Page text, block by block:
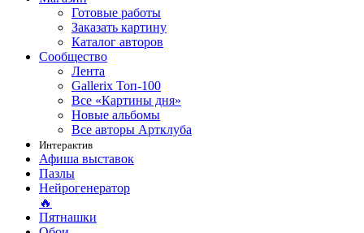
Готовые работы
Заказать картину
Каталог авторов
Сообщество
Лента
Gallerix Топ-100
Все «Картины дня»
Новые альбомы
Все авторы Артклуба
Интерактив
Афиша выставок
Пазлы
Нейрогенератор
🔥
Пятнашки